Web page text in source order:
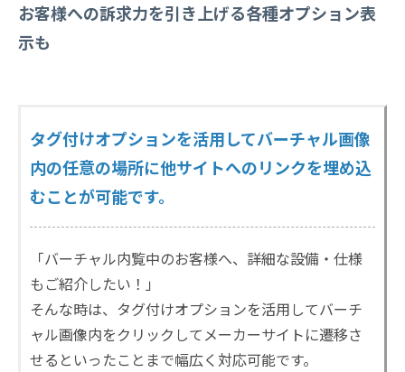
お客様への訴求力を引き上げる各種オプション表
示も
タグ付けオプションを活用してバーチャル画像
内の任意の場所に他サイトへのリンクを埋め込
むことが可能です。
「バーチャル内覧中のお客様へ、詳細な設備・仕様
もご紹介したい！」
そんな時は、タグ付けオプションを活用してバーチ
ャル画像内をクリックしてメーカーサイトに遷移さ
せるといったことまで幅広く対応可能です。